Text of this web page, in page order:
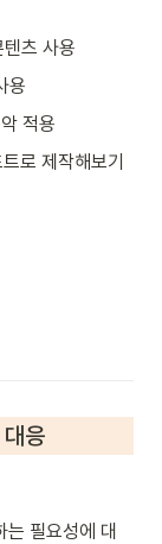
츠 사용
용
적용
로 제작해보기
응
는 필요성에 대